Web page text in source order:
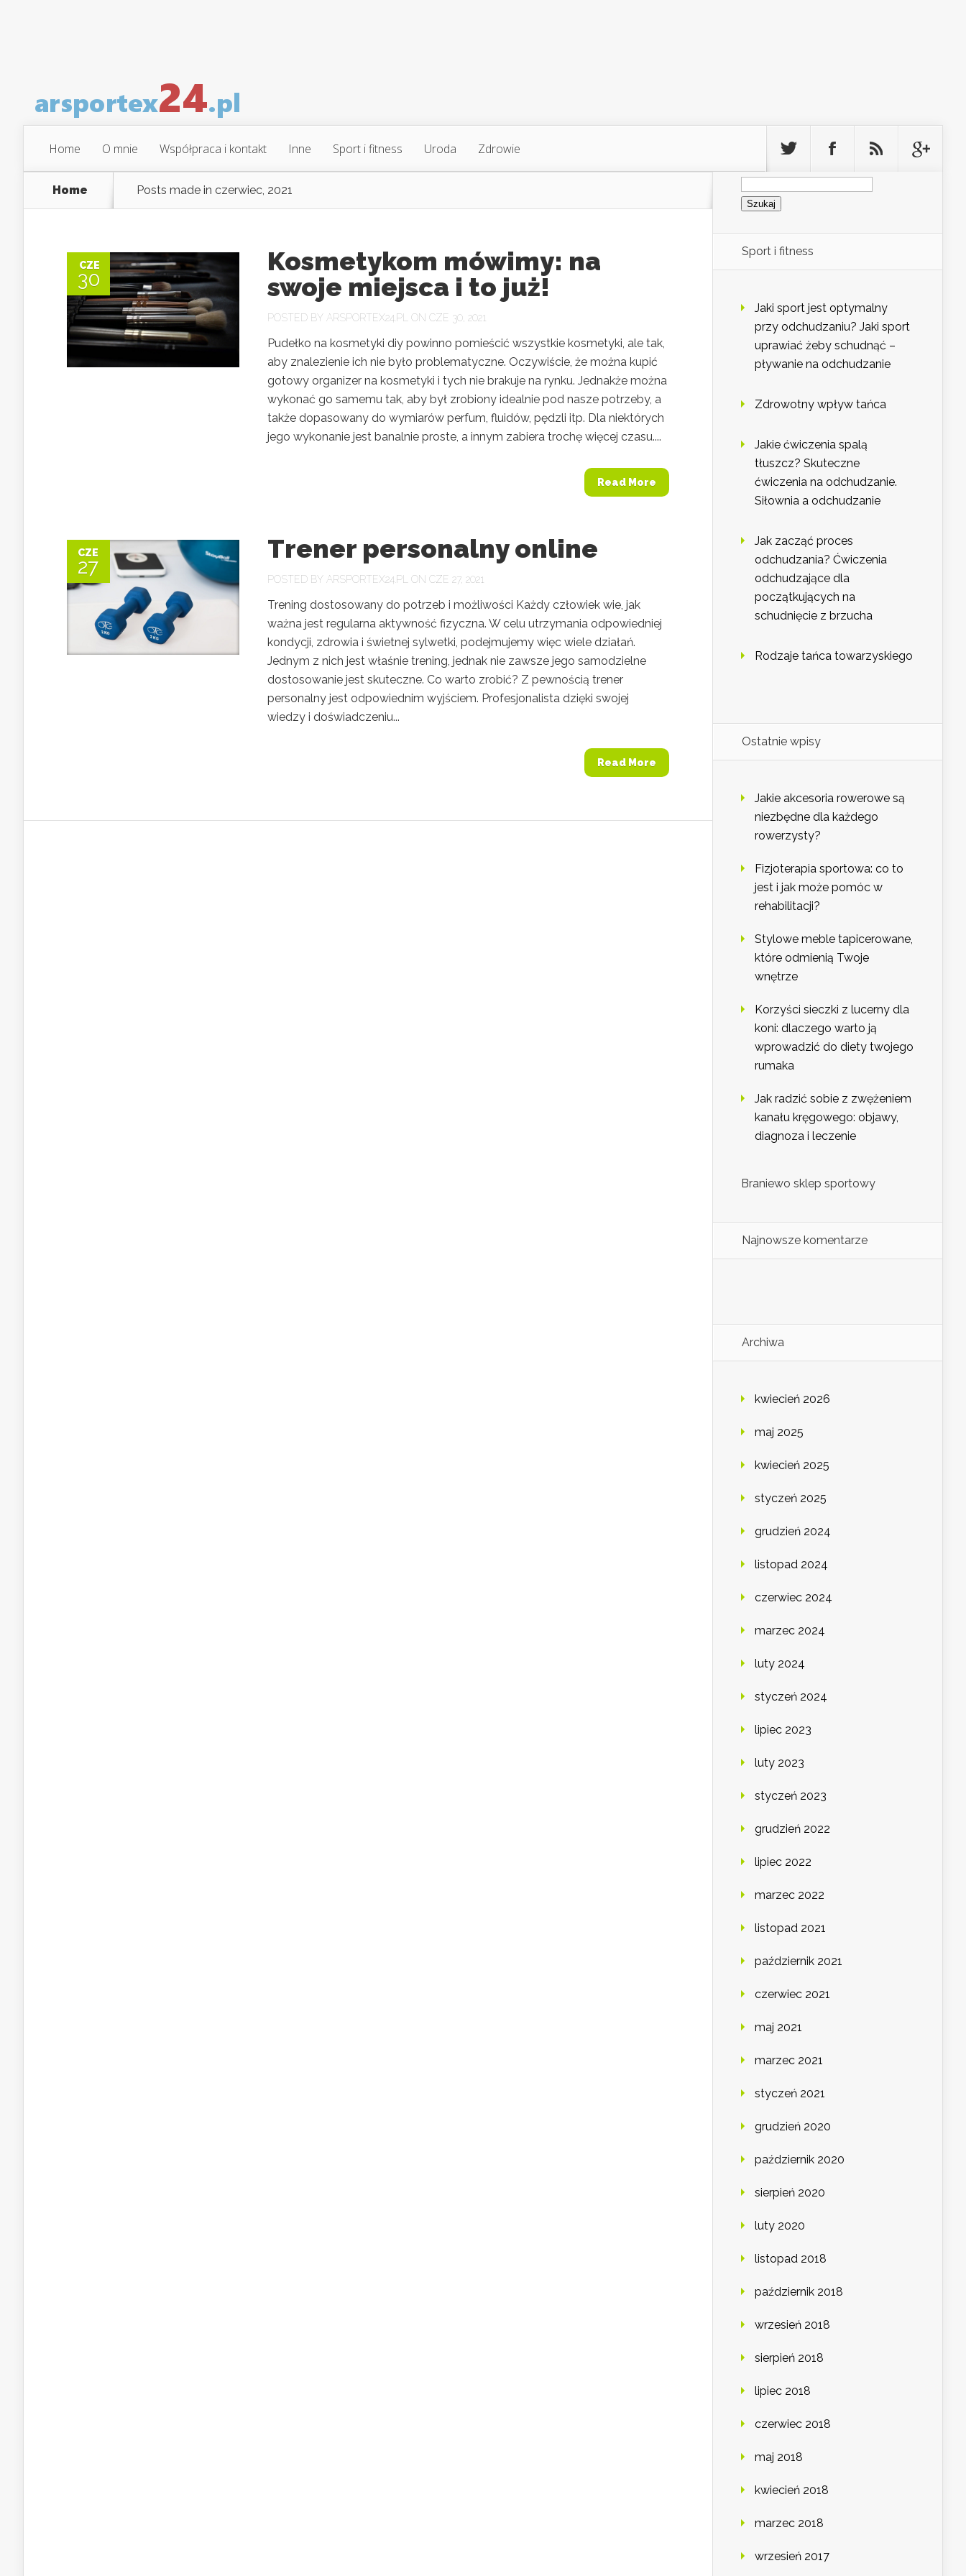
Home O mnie Współpraca i kontakt Inne Sport i fitness Uroda Zdrowie
Home Posts made in czerwiec, 2021
CZE
30
Kosmetykom mówimy: na
swoje miejsca i to już!
POSTED BY ARSPORTEX24.PL ON CZE 30, 2021
Pudełko na kosmetyki diy powinno pomieścić wszystkie kosmetyki, ale tak,
aby znalezienie ich nie było problematyczne. Oczywiście, że można kupić
gotowy organizer na kosmetyki i tych nie brakuje na rynku. Jednakże można
wykonać go samemu tak, aby był zrobiony idealnie pod nasze potrzeby, a
także dopasowany do wymiarów perfum, fluidów, pędzli itp. Dla niektórych
jego wykonanie jest banalnie proste, a innym zabiera trochę więcej czasu....
Read More
CZE
27
Trener personalny online
POSTED BY ARSPORTEX24.PL ON CZE 27, 2021
Trening dostosowany do potrzeb i możliwości Każdy człowiek wie, jak
ważna jest regularna aktywność fizyczna. W celu utrzymania odpowiedniej
kondycji, zdrowia i świetnej sylwetki, podejmujemy więc wiele działań.
Jednym z nich jest właśnie trening, jednak nie zawsze jego samodzielne
dostosowanie jest skuteczne. Co warto zrobić? Z pewnością trener
personalny jest odpowiednim wyjściem. Profesjonalista dzięki swojej
wiedzy i doświadczeniu...
Read More
Szukaj:
Sport i fitness
Jaki sport jest optymalny
przy odchudzaniu? Jaki sport
uprawiać żeby schudnąć –
pływanie na odchudzanie
Zdrowotny wpływ tańca
Jakie ćwiczenia spalą
tłuszcz? Skuteczne
ćwiczenia na odchudzanie.
Siłownia a odchudzanie
Jak zacząć proces
odchudzania? Ćwiczenia
odchudzające dla
początkujących na
schudnięcie z brzucha
Rodzaje tańca towarzyskiego
Ostatnie wpisy
Jakie akcesoria rowerowe są
niezbędne dla każdego
rowerzysty?
Fizjoterapia sportowa: co to
jest i jak może pomóc w
rehabilitacji?
Stylowe meble tapicerowane,
które odmienią Twoje
wnętrze
Korzyści sieczki z lucerny dla
koni: dlaczego warto ją
wprowadzić do diety twojego
rumaka
Jak radzić sobie z zwężeniem
kanału kręgowego: objawy,
diagnoza i leczenie
Braniewo sklep sportowy
Najnowsze komentarze
Archiwa
kwiecień 2026
maj 2025
kwiecień 2025
styczeń 2025
grudzień 2024
listopad 2024
czerwiec 2024
marzec 2024
luty 2024
styczeń 2024
lipiec 2023
luty 2023
styczeń 2023
grudzień 2022
lipiec 2022
marzec 2022
listopad 2021
październik 2021
czerwiec 2021
maj 2021
marzec 2021
styczeń 2021
grudzień 2020
październik 2020
sierpień 2020
luty 2020
listopad 2018
październik 2018
wrzesień 2018
sierpień 2018
lipiec 2018
czerwiec 2018
maj 2018
kwiecień 2018
marzec 2018
wrzesień 2017